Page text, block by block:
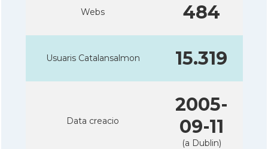
Webs 484
Usuaris Catalansalmon 15.319
Data creacio
2005-
09-11
(a Dublin)